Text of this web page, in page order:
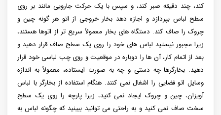
کند، چند دقیقه صبر کند، و سپس با یک حرکت جارویی مانند بر روی
سطح لباس بپردازد و اجازه دهد بخار خروجی از اتو هر گونه چین و
چروک را صاف کند. دستگاه‌ های بخار معمولاً سریع‌ تر از اتوها هستند،
زیرا مجبور نیستید لباس‌ های خود را روی یک سطح صاف قرار دهید و
بعد از اتمام کار، آن ها را دوباره در موقعیت و روی چب لباسی خود قرار
دهید. بخارگرها چه دستی و چه به صورت ایستاده، معمولاً به اندازه
وسایل اتو فضایی را اشغال نمی کنند. هنگام استفاده از بخارگر با لباس
آویزان، چین و چروک ایجاد نمی کنید، زیرا پارچه را روی یک سطح
سخت صاف نمی کنید و به راحتی می توانید ببینید که چگونه لباس به